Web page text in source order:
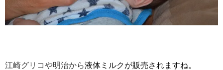
江崎グリコや明治から液体ミルクが販売されますね。